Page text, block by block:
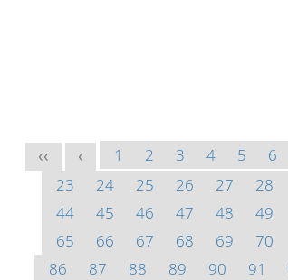
<< < 1 2 3 4 5 6
23
24 25 26 27 28
44
45 46 47 48 49
65
66 67 68 69 70
86
87 88 89 90 91